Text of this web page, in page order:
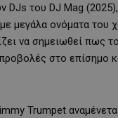
DJs του DJ Mag
μεγάλα ονόματα
να σημειωθεί πως
στο επίσημο
Trumpet